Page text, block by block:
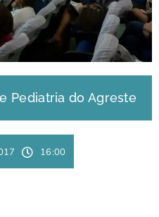
Pediatria do Agreste
16:00